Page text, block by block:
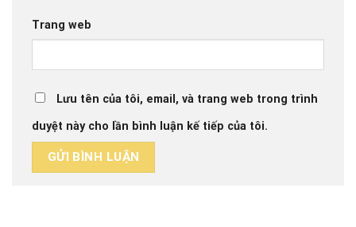
Trang web
Lưu tên của tôi, email, và trang web trong trình
duyệt này cho lần bình luận kế tiếp của tôi.